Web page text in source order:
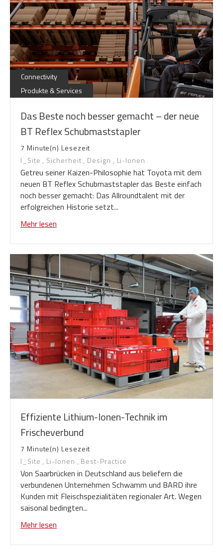
Connectivity
Produkte & Services
Das Beste noch besser gemacht – der neue
BT Reflex Schubmaststapler
7 Minute(n) Lesezeit
I_Site , Sicherheit , Design , Li-Ionen
Getreu seiner Kaizen-Philosophie hat Toyota mit dem
neuen BT Reflex Schubmaststapler das Beste einfach
noch besser gemacht: Das Allroundtalent mit der
erfolgreichen Historie setzt...
Mehr lesen
Effiziente Lithium-Ionen-Technik im
Frischeverbund
7 Minute(n) Lesezeit
I_Site , Li-Ionen , Best-Practice
Von Saarbrücken in Deutschland aus beliefern die
verbundenen Unternehmen Schwamm und BARD ihre
Kunden mit Fleischspezialitäten regionaler Art. Wegen
saisonal bedingten...
Mehr lesen